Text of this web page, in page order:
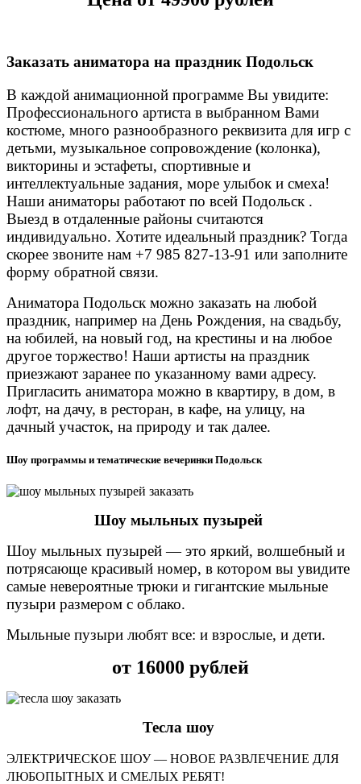
Заказать аниматора на праздник Подольск
В каждой анимационной программе Вы увидите:
Профессионального артиста в выбранном Вами
костюме, много разнообразного реквизита для игр с
детьми, музыкальное сопровождение (колонка),
викторины и эстафеты, спортивные и
интеллектуальные задания, море улыбок и смеха!
Наши аниматоры работают по всей Подольск .
Выезд в отдаленные районы считаются
индивидуально. Хотите идеальный праздник? Тогда
скорее звоните нам +7 985 827-13-91 или заполните
форму обратной связи.
Аниматора Подольск можно заказать на любой
праздник, например на День Рождения, на свадьбу,
на юбилей, на новый год, на крестины и на любое
другое торжество! Наши артисты на праздник
приезжают заранее по указанному вами адресу.
Пригласить аниматора можно в квартиру, в дом, в
лофт, на дачу, в ресторан, в кафе, на улицу, на
дачный участок, на природу и так далее.
Шоу программы и тематические вечеринки Подольск
Шоу мыльных пузырей
Шоу мыльных пузырей — это яркий, волшебный и
потрясающе красивый номер, в котором вы увидите
самые невероятные трюки и гигантские мыльные
пузыри размером с облако.
Мыльные пузыри любят все: и взрослые, и дети.
от 16000 рублей
Тесла шоу
ЭЛЕКТРИЧЕСКОЕ ШОУ — НОВОЕ РАЗВЛЕЧЕНИЕ ДЛЯ
ЛЮБОПЫТНЫХ И СМЕЛЫХ РЕБЯТ!